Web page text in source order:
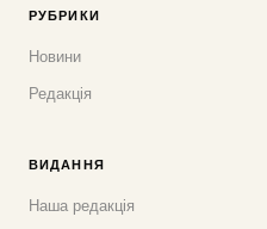
РУБРИКИ
Новини
Редакція
ВИДАННЯ
Наша редакція